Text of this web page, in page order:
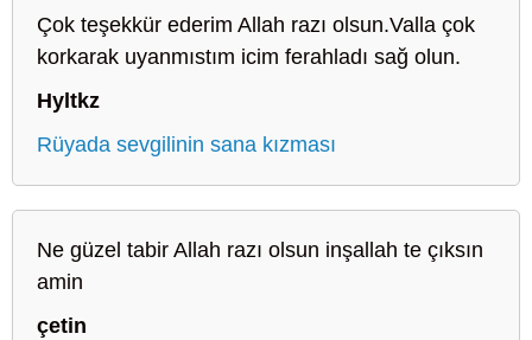
Çok teşekkür ederim Allah razı olsun.Valla çok
korkarak uyanmıstım icim ferahladı sağ olun.
Hyltkz
Rüyada sevgilinin sana kızması
Ne güzel tabir Allah razı olsun inşallah te çıksın
amin
çetin